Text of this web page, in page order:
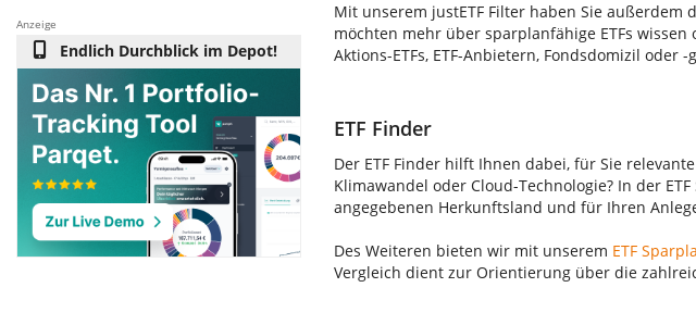
Anzeige
Endlich Durchblick im Depot!
Mit unserem justETF Filter haben Sie außerdem
möchten mehr über sparplanfähige ETFs
Aktions-ETFs, ETF-Anbietern, Fondsdomizil
ETF Finder
Der ETF Finder hilft Ihnen dabei, für Sie
Klimawandel oder Cloud-Technologie? In der
angegebenen Herkunftsland und für Ihren
Des Weiteren bieten wir mit unserem ETF
Vergleich dient zur Orientierung über die